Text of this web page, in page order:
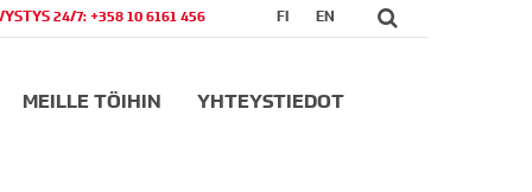
FI EN
24/7: +358 10 6161 456
MEILLE TÖIHIN YHTEYSTIEDOT